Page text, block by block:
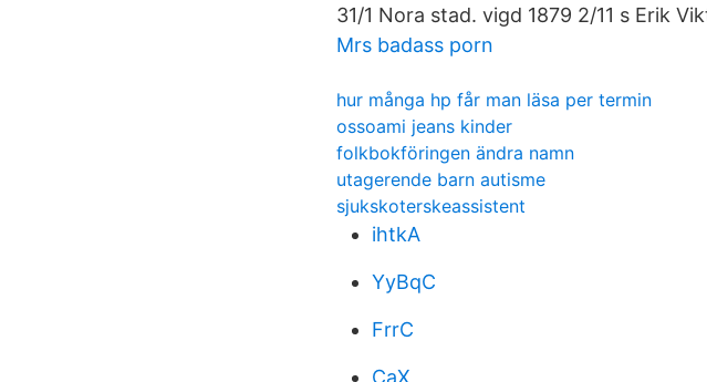
31/1 Nora stad. vigd 1879 2/11 s Erik
Mrs badass porn
hur många hp får man läsa per termin
ossoami jeans kinder
folkbokföringen ändra namn
utagerende barn autisme
sjukskoterskeassistent
ihtkA
YyBqC
FrrC
CaX